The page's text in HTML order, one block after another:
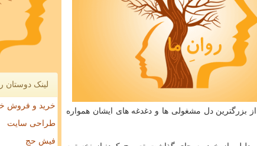
بزرگترین دل مشغولی ها و دغدغه های ایشان همواره
لینک دوستان
خرید و فروش
طراحی سایت
فیش حج